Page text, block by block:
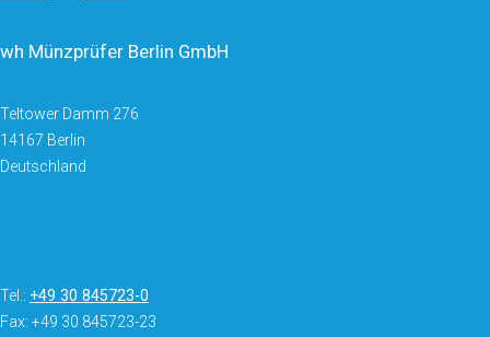
wh Münzprüfer Berlin GmbH
Teltower Damm 276
14167 Berlin
Deutschland
Tel.: +49 30 845723-0
Fax: +49 30 845723-23